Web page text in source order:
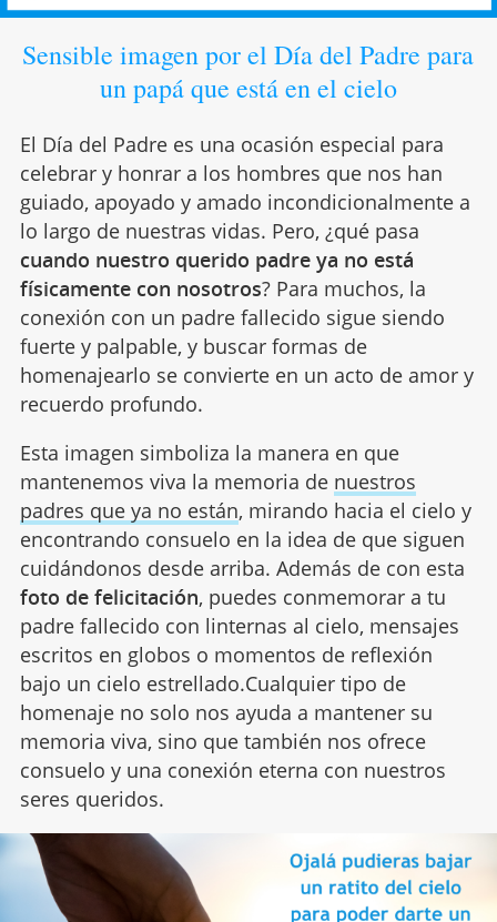
Sensible imagen por el Día del Padre para
un papá que está en el cielo
El Día del Padre es una ocasión especial para
celebrar y honrar a los hombres que nos han
guiado, apoyado y amado incondicionalmente a
lo largo de nuestras vidas. Pero, ¿qué pasa
cuando nuestro querido padre ya no está
físicamente con nosotros? Para muchos, la
conexión con un padre fallecido sigue siendo
fuerte y palpable, y buscar formas de
homenajearlo se convierte en un acto de amor y
recuerdo profundo.
Esta imagen simboliza la manera en que
mantenemos viva la memoria de nuestros
padres que ya no están, mirando hacia el cielo y
encontrando consuelo en la idea de que siguen
cuidándonos desde arriba. Además de con esta
foto de felicitación, puedes conmemorar a tu
padre fallecido con linternas al cielo, mensajes
escritos en globos o momentos de reflexión
bajo un cielo estrellado.Cualquier tipo de
homenaje no solo nos ayuda a mantener su
memoria viva, sino que también nos ofrece
consuelo y una conexión eterna con nuestros
seres queridos.